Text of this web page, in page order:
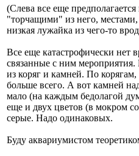
(Слева все еще
"торчащими" из него,
низкая лужайка из чего-то
Все еще катастрофически нет
связанные с ним
из коряг и камней. По
больше всего. А вот камней
мало (на каждым бедолагой
еще и двух цветов (в мокром
серые. Надо одинаковых.
Буду аквариумистом